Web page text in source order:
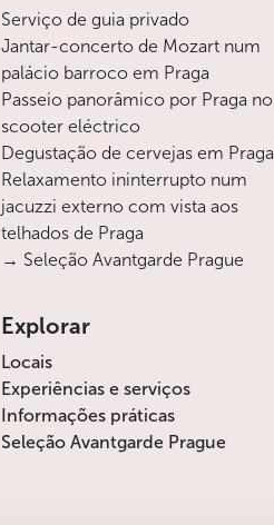
Serviço de guia privado
Jantar-concerto de Mozart num
palácio barroco em Praga
Passeio panorâmico por Praga no
scooter eléctrico
Degustação de cervejas em Praga
Relaxamento ininterrupto num
jacuzzi externo com vista aos
telhados de Praga
→ Seleção Avantgarde Prague
Explorar
Locais
Experiências e serviços
Informações práticas
Seleção Avantgarde Prague